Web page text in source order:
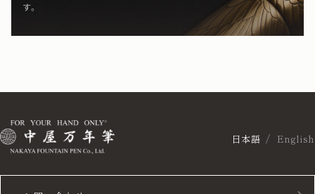
す。
日本語 English